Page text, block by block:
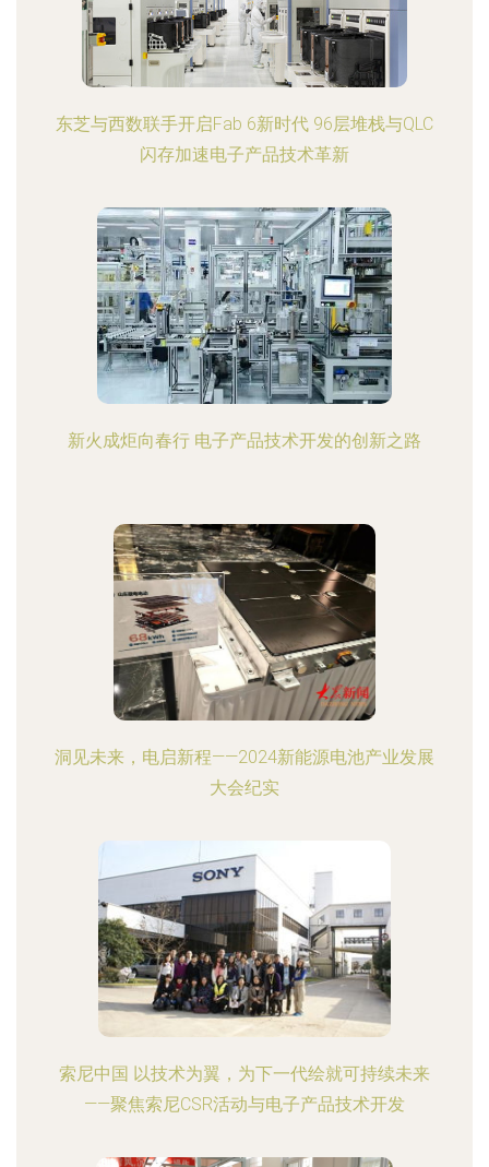
东芝与西数联手开启Fab 6新时代 96层堆栈与QLC
闪存加速电子产品技术革新
新火成炬向春行 电子产品技术开发的创新之路
洞见未来，电启新程——2024新能源电池产业发展
大会纪实
索尼中国 以技术为翼，为下一代绘就可持续未来
——聚焦索尼CSR活动与电子产品技术开发